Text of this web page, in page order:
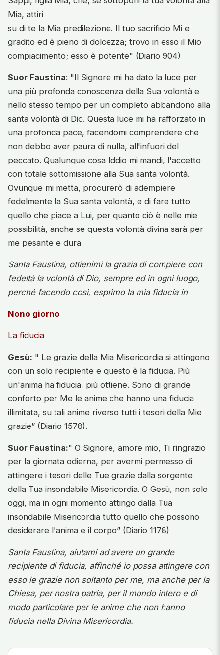
Mia, attiri
su di te la Mia predilezione. Il tuo sacrificio Mi e
gradito ed è pieno di dolcezza; trovo in esso il Mio
compiacimento; esso è potente" (Diario 904)
Suor Faustina: "Il Signore mi ha dato la luce per
una più profonda conoscenza della Sua volontà e
nello stesso tempo per un completo abbandono alla
santa volontà di Dio. Questa luce mi ha rafforzato in
una profonda pace, facendomi comprendere che
non debbo aver paura di nulla, all'infuori del
peccato. Qualunque cosa Iddio mi mandi, l'accetto
con totale sottomissione alla Sua santa volontà.
Ovunque mi metta, procurerò di adempiere
fedelmente la Sua santa volontà, e di fare tutto
quello che piace a Lui, per quanto ciò è nelle mie
possibilità, anche se questa volontà divina sarà per
me pesante e dura.
Santa Faustina, ottienimi la grazia di compiere con
fedeltà la volontà di Dio, sempre ed in ogni luogo,
perché facendo così, esprimo la mia fiducia in
Nono giorno
La fiducia
Gesù: " Le grazie della Mia Misericordia si attingono
con un solo recipiente e questo è la fiducia. Più
un'anima ha fiducia, più ottiene. Sono di grande
conforto per Me le anime che hanno una fiducia
illimitata, su tali anime riverso tutti i tesori della Mie
grazie” (Diario 1578).
Suor Faustina:" O Signore, amore mio, Ti ringrazio
per la giornata odierna, per avermi permesso di
attingere i tesori delle Tue grazie dalla sorgente
della Tua insondabile Misericordia. O Gesù, non solo
oggi, ma in ogni momento attingo dalla Tua
insondabile Misericordia tutto quello che possono
desiderare l'anima e il corpo” (Diario 1178)
Santa Faustina, aiutami ad avere un grande
recipiente di fiducia, affinché io possa attingere con
esso le grazie non soltanto per me, ma anche per la
Chiesa, per nostra patria, per il mondo intero e di
modo particolare per le anime che non hanno
fiducia nella Divina Misericordia.